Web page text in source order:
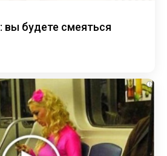
вы будете смеяться
i